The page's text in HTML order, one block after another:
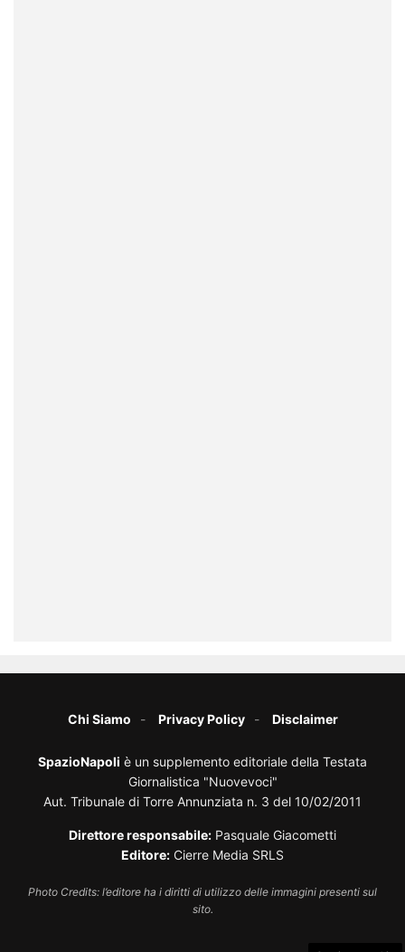
Chi Siamo Privacy Policy Disclaimer
SpazioNapoli è un supplemento editoriale della Testata
Giornalistica "Nuovevoci"
Aut. Tribunale di Torre Annunziata n. 3 del 10/02/2011
Direttore responsabile: Pasquale Giacometti
Editore: Cierre Media SRLS
Photo Credits: l’editore ha i diritti di utilizzo delle immagini presenti sul
sito.